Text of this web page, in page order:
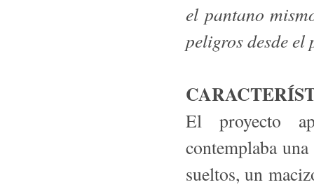
el pantano
peligros desde
El proyecto
contemplaba
sueltos, un